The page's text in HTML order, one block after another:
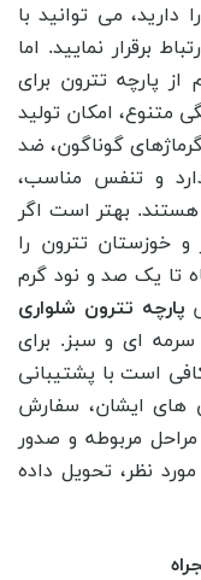
می توانید با
برقرار نمایید. اما
پارچه تترون برای
متنوع، امکان تولید
گوناگون، ضد
و تنفس مناسب،
بهتر است اگر
و خوزستان تترون را
تا یک صد و نود گرم
پارچه تترون شلواری
سرمه ای و سبز. برای
است با پشتیبانی
های ایشان، سفارش
مربوطه و صدور
نظر، تحویل داده